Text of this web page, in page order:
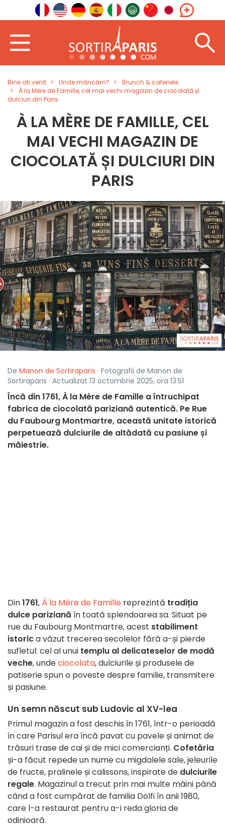
Bine ati venit Unde mâncăm?
Brunch & cafenele
À la Mère de Famille, cel mai vechi magazin de ciocolată și
dulciuri din Paris
À LA MÈRE DE FAMILLE, CEL
MAI VECHI MAGAZIN DE
CIOCOLATĂ ȘI DULCIURI DIN
PARIS
De Manon de Sortiraparis · Fotografii de Manon de
Sortiraparis · Actualizat 13 octombrie 2025, ora 13:51
Încă din 1761, À la Mère de Famille a întruchipat
fabrica de ciocolată pariziană autentică. Pe Rue
du Faubourg Montmartre, această unitate istorică
perpetuează dulciurile de altădată cu pasiune și
măiestrie.
Din1761, À la Mère de Famille reprezintă tradiția
dulce pariziană în toată splendoarea sa. Situat pe
rue du Faubourg Montmartre, acest stabiliment
istorica văzut trecerea secolelor fără a-și pierde
sufletul: cel al unui templu al delicateselor de modă
veche, undeciocolata, dulciurile și produsele de
patiserie spun o poveste despre familie, transmitere
și pasiune.
Un semn născut sub Ludovic al XV-lea
Primul magazin a fost deschis în 1761, într-o perioadă
în care Parisul era încă pavat cu pavele și animat de
trăsuri trase de cai și de mici comercianți. Cofetăria
și-a făcut repede un nume cu migdalele sale, jeleurile
de fructe, pralinele și calissons, inspirate de dulciurile
regale. Magazinul a trecut prin mai multe mâini până
când a fost cumpărat de familia Dolfi în anii 1980,
care l-a restaurat pentru a-i reda gloria de
odinioară.